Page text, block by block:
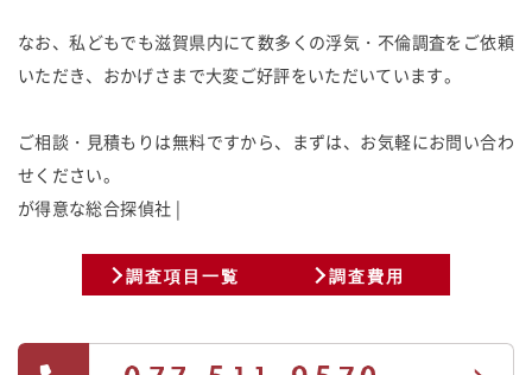
なお、私どもでも滋賀県内にて数多くの浮気・不倫調査をご依頼
いただき、おかげさまで大変ご好評をいただいています。
ご相談・見積もりは無料ですから、まずは、お気軽にお問い合わ
せください。
が得意な総合探偵社
調査項目一覧 調査費用